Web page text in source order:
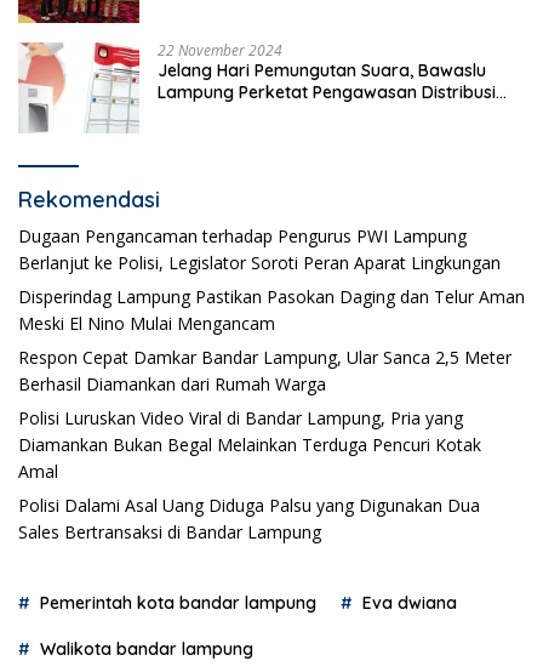
22 November 2024
Jelang Hari Pemungutan Suara, Bawaslu
Lampung Perketat Pengawasan Distribusi
Rekomendasi
Dugaan Pengancaman terhadap Pengurus PWI Lampung
Berlanjut ke Polisi, Legislator Soroti Peran Aparat Lingkungan
Disperindag Lampung Pastikan Pasokan Daging dan Telur Aman
Meski El Nino Mulai Mengancam
Respon Cepat Damkar Bandar Lampung, Ular Sanca 2,5 Meter
Berhasil Diamankan dari Rumah Warga
Polisi Luruskan Video Viral di Bandar Lampung, Pria yang
Diamankan Bukan Begal Melainkan Terduga Pencuri Kotak
Amal
Polisi Dalami Asal Uang Diduga Palsu yang Digunakan Dua
Sales Bertransaksi di Bandar Lampung
Pemerintah kota bandar lampung Eva dwiana
Walikota bandar lampung